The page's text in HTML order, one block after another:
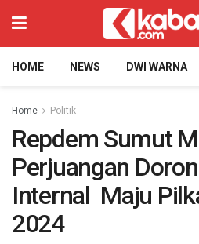
HOME NEWS DWI WARNA
Home Politik
Repdem Sumut
Perjuangan
Internal Maju
2024